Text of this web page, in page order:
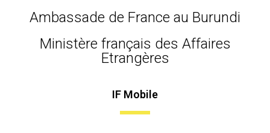
Ambassade de France au Burundi
Ministère français des Affaires
Etrangères
IF Mobile